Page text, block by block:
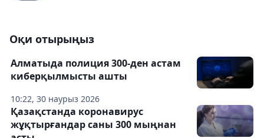
Оқи отырыңыз
10:22, 30 наурыз 2026
Алматыда полиция 300-ден астам
киберқылмысты ашты
Қазақстанда коронавирус
жұқтырғандар саны 300 мыңнан